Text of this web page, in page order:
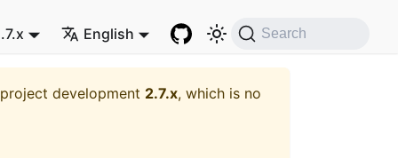
English Search
development 2.7.x, which is no